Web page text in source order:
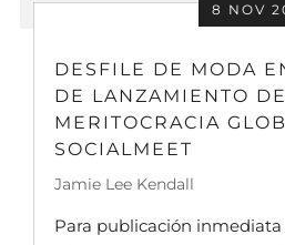
8 NOV
DESFILE DE MODA
DE LANZAMIENTO
MERITOCRACIA
SOCIALMEET
Jamie Lee Kendall
Para publicación